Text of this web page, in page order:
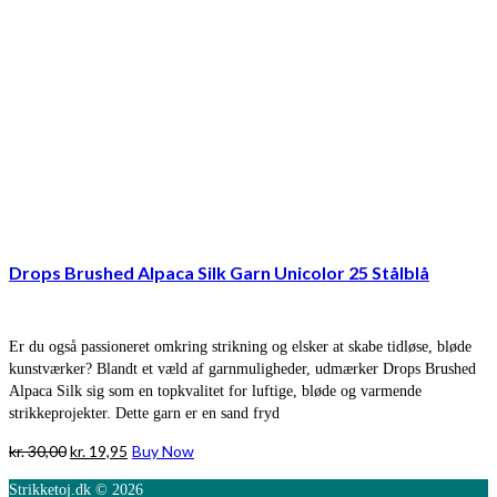
Drops Brushed Alpaca Silk Garn Unicolor 25 Stålblå
Er du også passioneret omkring strikning og elsker at skabe tidløse, bløde
kunstværker? Blandt et væld af garnmuligheder, udmærker Drops Brushed
Alpaca Silk sig som en topkvalitet for luftige, bløde og varmende
strikkeprojekter. Dette garn er en sand fryd
kr.30,00Den
kr. 19,95 Den
Buy Now
Strikketoj.dk © 2026